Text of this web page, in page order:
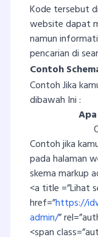
Kode tersebut
website dapat
namun
pencarian di
Contoh
Contoh Jika
dibawah Ini :
Contoh jika
pada halaman
skema markup
<a title =”Lihat
href=”https://
admin/”
<span